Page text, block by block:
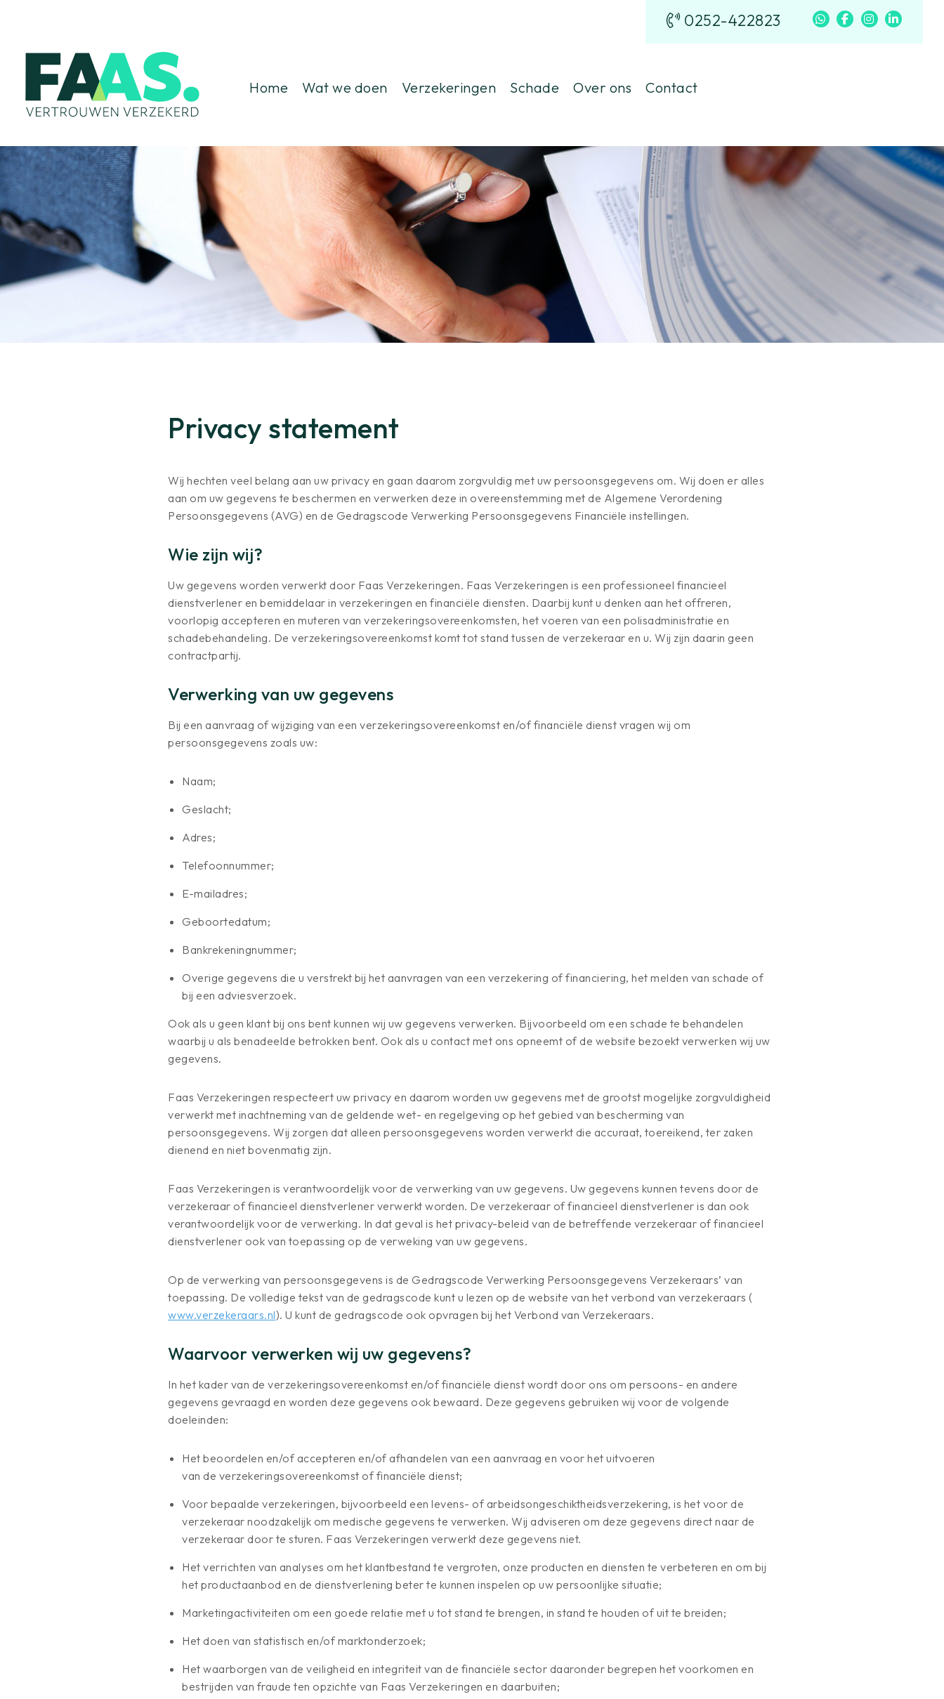
0252-422823
Home Wat we doen Verzekeringen Schade Over ons Contact
Privacy statement
Wij hechten veel belang aan uw privacy en gaan daarom zorgvuldig met uw persoonsgegevens om. Wij doen er alles
aan om uw gegevens te beschermen en verwerken deze in overeenstemming met de Algemene Verordening
Persoonsgegevens (AVG) en de Gedragscode Verwerking Persoonsgegevens Financiële instellingen.
Wie zijn wij?
Uw gegevens worden verwerkt door Faas Verzekeringen. Faas Verzekeringen is een professioneel financieel
dienstverlener en bemiddelaar in verzekeringen en financiële diensten. Daarbij kunt u denken aan het offreren,
voorlopig accepteren en muteren van verzekeringsovereenkomsten, het voeren van een polisadministratie en
schadebehandeling. De verzekeringsovereenkomst komt tot stand tussen de verzekeraar en u. Wij zijn daarin geen
contractpartij.
Verwerking van uw gegevens
Bij een aanvraag of wijziging van een verzekeringsovereenkomst en/of financiële dienst vragen wij om
persoonsgegevens zoals uw:
Naam;
Geslacht;
Adres;
Telefoonnummer;
E-mailadres;
Geboortedatum;
Bankrekeningnummer;
Overige gegevens die u verstrekt bij het aanvragen van een verzekering of financiering, het melden van schade of
bij een adviesverzoek.
Ook als u geen klant bij ons bent kunnen wij uw gegevens verwerken. Bijvoorbeeld om een schade te behandelen
waarbij u als benadeelde betrokken bent. Ook als u contact met ons opneemt of de website bezoekt verwerken wij uw
gegevens.
Faas Verzekeringen respecteert uw privacy en daarom worden uw gegevens met de grootst mogelijke zorgvuldigheid
verwerkt met inachtneming van de geldende wet- en regelgeving op het gebied van bescherming van
persoonsgegevens. Wij zorgen dat alleen persoonsgegevens worden verwerkt die accuraat, toereikend, ter zaken
dienend en niet bovenmatig zijn.
Faas Verzekeringen is verantwoordelijk voor de verwerking van uw gegevens. Uw gegevens kunnen tevens door de
verzekeraar of financieel dienstverlener verwerkt worden. De verzekeraar of financieel dienstverlener is dan ook
verantwoordelijk voor de verwerking. In dat geval is het privacy-beleid van de betreffende verzekeraar of financieel
dienstverlener ook van toepassing op de verweking van uw gegevens.
Op de verwerking van persoonsgegevens is de Gedragscode Verwerking Persoonsgegevens Verzekeraars’ van
toepassing. De volledige tekst van de gedragscode kunt u lezen op de website van het verbond van verzekeraars (
www.verzekeraars.nl). U kunt de gedragscode ook opvragen bij het Verbond van Verzekeraars.
Waarvoor verwerken wij uw gegevens?
In het kader van de verzekeringsovereenkomst en/of financiële dienst wordt door ons om persoons- en andere
gegevens gevraagd en worden deze gegevens ook bewaard. Deze gegevens gebruiken wij voor de volgende
doeleinden:
Het beoordelen en/of accepteren en/of afhandelen van een aanvraag en voor het uitvoeren
van de verzekeringsovereenkomst of financiële dienst;
Voor bepaalde verzekeringen, bijvoorbeeld een levens- of arbeidsongeschiktheidsverzekering, is het voor de
verzekeraar noodzakelijk om medische gegevens te verwerken. Wij adviseren om deze gegevens direct naar de
verzekeraar door te sturen. Faas Verzekeringen verwerkt deze gegevens niet.
Het verrichten van analyses om het klantbestand te vergroten, onze producten en diensten te verbeteren en om bij
het productaanbod en de dienstverlening beter te kunnen inspelen op uw persoonlijke situatie;
Marketingactiviteiten om een goede relatie met u tot stand te brengen, in stand te houden of uit te breiden;
Het doen van statistisch en/of marktonderzoek;
Het waarborgen van de veiligheid en integriteit van de financiële sector daaronder begrepen het voorkomen en
bestrijden van fraude ten opzichte van Faas Verzekeringen en daarbuiten;